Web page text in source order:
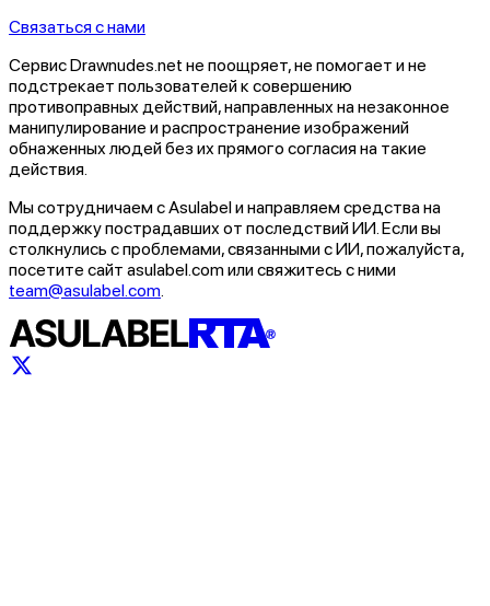
Связаться с нами
Сервис Drawnudes.net не поощряет, не помогает и не
подстрекает пользователей к совершению
противоправных действий, направленных на незаконное
манипулирование и распространение изображений
обнаженных людей без их прямого согласия на такие
действия.
Мы сотрудничаем с Asulabel и направляем средства на
поддержку пострадавших от последствий ИИ. Если вы
столкнулись с проблемами, связанными с ИИ, пожалуйста,
посетите сайт asulabel.com или свяжитесь с ними
team@asulabel.com